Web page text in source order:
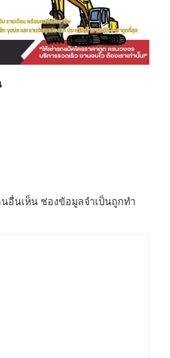
อื่นเห็น ช่องข้อมูลจำเป็นถูกทำ